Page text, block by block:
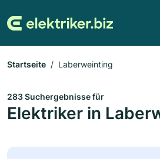
Startseite Laberweinting
283 Suchergebnisse für
Elektriker in